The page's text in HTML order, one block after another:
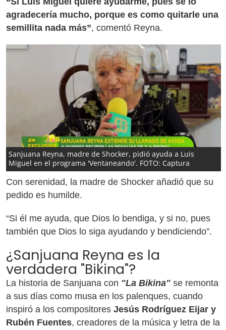
agradecería mucho, porque es como quitarle una
semillita nada más”, comentó Reyna.
Sanjuana Reyna, madre de Shocker, pidió ayuda a Luis
Miguel en el programa 'Ventaneando'. FOTO: Captura
Con serenidad, la madre de Shocker añadió que su
pedido es humilde.
“Si él me ayuda, que Dios lo bendiga, y si no, pues
también que Dios lo siga ayudando y bendiciendo”.
¿Sanjuana Reyna es la
verdadera "Bikina"?
La historia de Sanjuana con "La Bikina" se remonta
a sus días como musa en los palenques, cuando
inspiró a los compositores Jesús Rodríguez Eijar y
Rubén Fuentes, creadores de la música y letra de la